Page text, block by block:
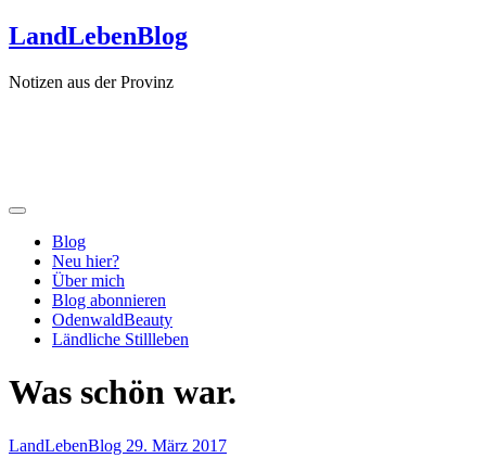
Zum
Inhalt
LandLebenBlog
Notizen aus der Provinz
Blog
Neu hier?
Über mich
Blog abonnieren
OdenwaldBeauty
Ländliche Stillleben
Was schön war.
LandLebenBlog 29. März 2017